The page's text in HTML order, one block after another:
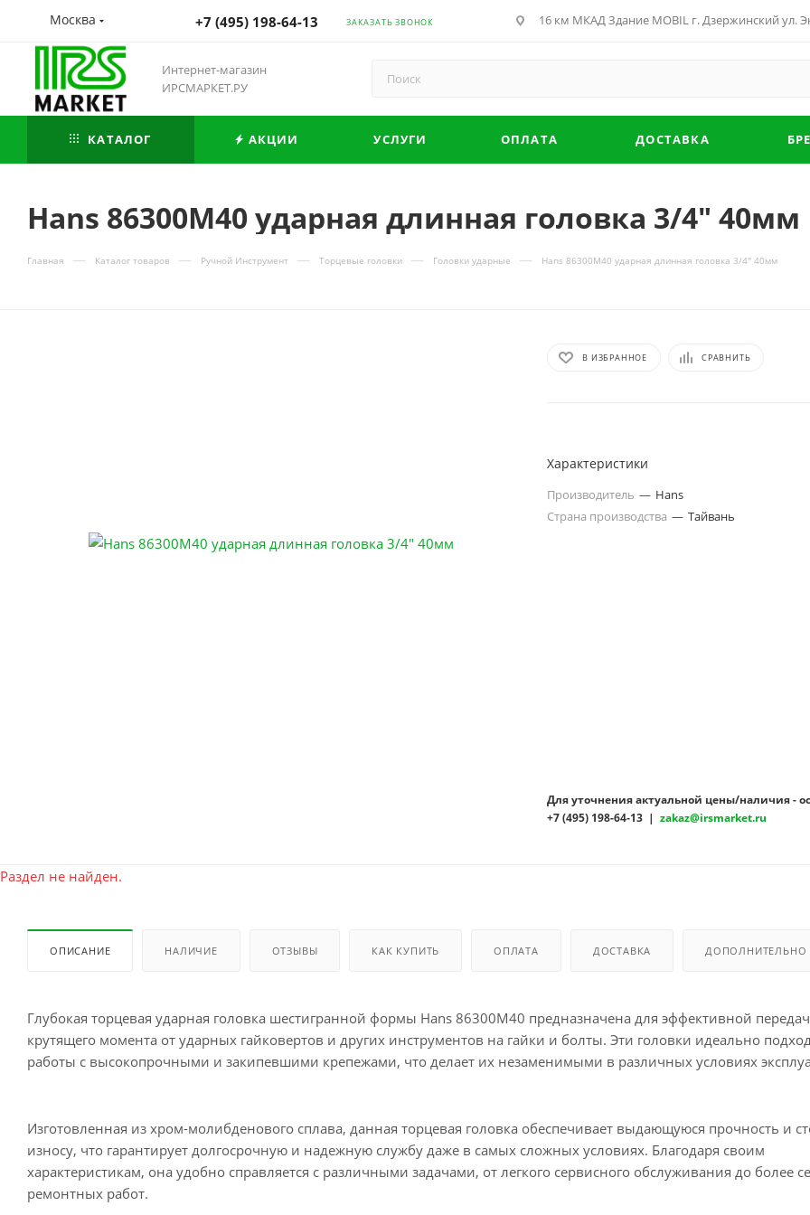
Москва +7 (495) 198-64-13 ЗАКАЗАТЬ ЗВОНОК 16 км МКАД Здание MOBIL г. Дзержинский ул.
Интернет-магазин
ИРСМАРКЕТ.РУ
КАТАЛОГ АКЦИИ УСЛУГИ ОПЛАТА ДОСТАВКА
Hans 86300M40 ударная длинная головка 3/4" 40мм
Главная — Каталог товаров — Ручной Инструмент — Торцевые головки — Головки ударные — Hans 86300M40 ударная длинная головка 3/4" 40мм
В ИЗБРАННОЕ СРАВНИТЬ
Характеристики
Производитель — Hans
Страна производства — Тайвань
Для уточнения актуальной цены/наличия -
+7 (495) 198-64-13 |zakaz@irsmarket.ru
Раздел не найден.
ОПИСАНИЕ НАЛИЧИЕ ОТЗЫВЫ КАК КУПИТЬ ОПЛАТА ДОСТАВКА ДОПОЛНИТЕЛЬНО
Глубокая торцевая ударная головка шестигранной формы Hans 86300M40 предназначена для эффективной
крутящего момента от ударных гайковертов и других инструментов на гайки и болты. Эти головки идеально
работы с высокопрочными и закипевшими крепежами, что делает их незаменимыми в различных условиях
Изготовленная из хром-молибденового сплава, данная торцевая головка обеспечивает выдающуюся прочность и
износу, что гарантирует долгосрочную и надежную службу даже в самых сложных условиях. Благодаря своим
характеристикам, она удобно справляется с различными задачами, от легкого сервисного обслуживания до более
ремонтных работ.